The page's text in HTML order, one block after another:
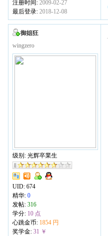
注册时间: 2009-02-27
最后登录: 2018-12-08
御姐狂
wingzero
级别: 光辉卒業生
UID: 674
精华: 0
发帖: 316
学分: 10 点
心跳金币: 1854 円
奖学金: 31 ￥